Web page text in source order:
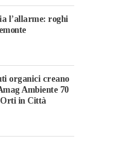
l’allarme: roghi
organici creano
Ambiente 70
in Città